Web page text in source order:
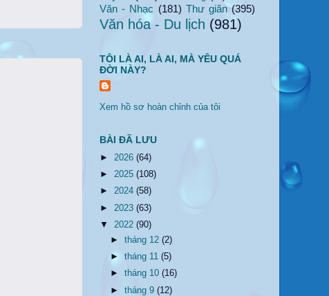
Văn - Nhạc (181) Thư giãn (395)
Văn hóa - Du lịch (981)
TÔI LÀ AI, LÀ AI, MÀ YÊU QUÁ
ĐỜI NÀY?
Xem hồ sơ hoàn chỉnh của tôi
BÀI ĐÃ LƯU
► 2026 (64)
► 2025 (108)
► 2024 (58)
► 2023 (63)
▼ 2022 (90)
►tháng 12(2)
►tháng 11(5)
►tháng 10(16)
►tháng 9(12)